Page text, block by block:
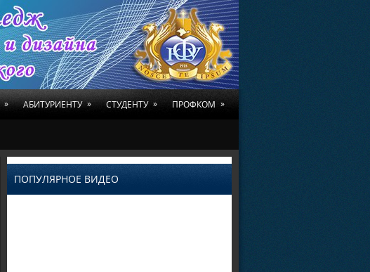
» АБИТУРИЕНТУ » СТУДЕНТУ » ПРОФКОМ »
ПОПУЛЯРНОЕ ВИДЕО